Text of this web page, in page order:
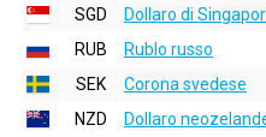
SGD
Dollaro di
RUB
Rublo russo
SEK
Corona svedese
NZD
Dollaro